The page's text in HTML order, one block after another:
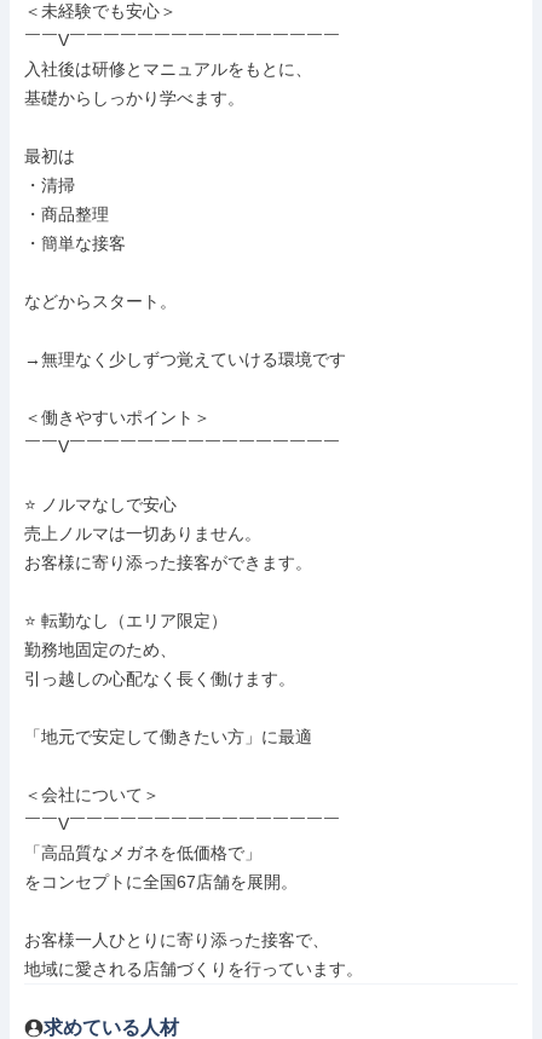
＜未経験でも安心＞
￣￣V￣￣￣￣￣￣￣￣￣￣￣￣￣￣￣￣
入社後は研修とマニュアルをもとに、
基礎からしっかり学べます。
最初は
・清掃
・商品整理
・簡単な接客
などからスタート。
→無理なく少しずつ覚えていける環境です
＜働きやすいポイント＞
￣￣V￣￣￣￣￣￣￣￣￣￣￣￣￣￣￣￣
⭐ ノルマなしで安心
売上ノルマは一切ありません。
お客様に寄り添った接客ができます。
⭐ 転勤なし（エリア限定）
勤務地固定のため、
引っ越しの心配なく長く働けます。
「地元で安定して働きたい方」に最適
＜会社について＞
￣￣V￣￣￣￣￣￣￣￣￣￣￣￣￣￣￣￣
「高品質なメガネを低価格で」
をコンセプトに全国67店舗を展開。
お客様一人ひとりに寄り添った接客で、
地域に愛される店舗づくりを行っています。
求めている人材